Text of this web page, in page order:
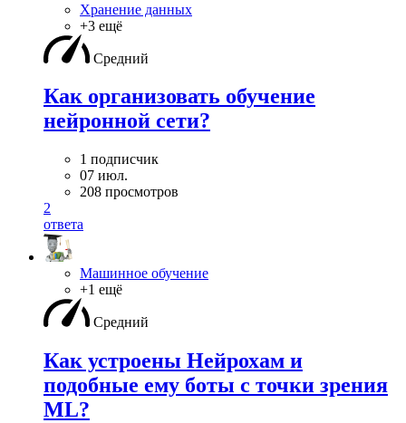
Хранение данных
+3 ещё
Средний
Как организовать обучение
нейронной сети?
1 подписчик
07 июл.
208 просмотров
2
ответа
Машинное обучение
+1 ещё
Средний
Как устроены Нейрохам и
подобные ему боты с точки зрения
ML?